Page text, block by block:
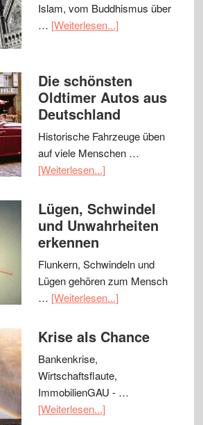
Islam, vom Buddhismus über
… [Weiterlesen...]
Die schönsten
Oldtimer Autos aus
Deutschland
Historische Fahrzeuge üben
auf viele Menschen …
[Weiterlesen...]
Lügen, Schwindel
und Unwahrheiten
erkennen
Flunkern, Schwindeln und
Lügen gehören zum Mensch
… [Weiterlesen...]
Krise als Chance
Bankenkrise,
Wirtschaftsflaute,
ImmobilienGAU - …
[Weiterlesen...]